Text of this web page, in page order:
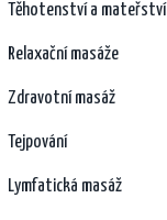
Těhotenství a mateřství
Relaxační masáže
Zdravotní masáž
Tejpování
Lymfatická masáž